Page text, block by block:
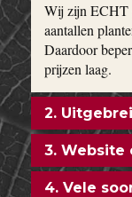
Wij zijn ECHT
aantallen
Daardoor
prijzen laag.
2.
3. Website
4. Vele